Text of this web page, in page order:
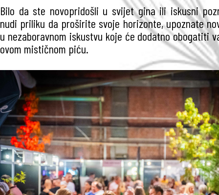
Bilo da ste novopridošli u svijet gina ili iskusni
nudi priliku da proširite svoje horizonte, upoznate
u nezaboravnom iskustvu koje će dodatno obogatiti
ovom mističnom piću.